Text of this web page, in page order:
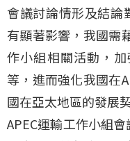
會議討論情形及結論
有顯著影響，我國需
作小組相關活動，
等，進而強化我國在
國在亞太地區的發展
APEC運輸工作小組